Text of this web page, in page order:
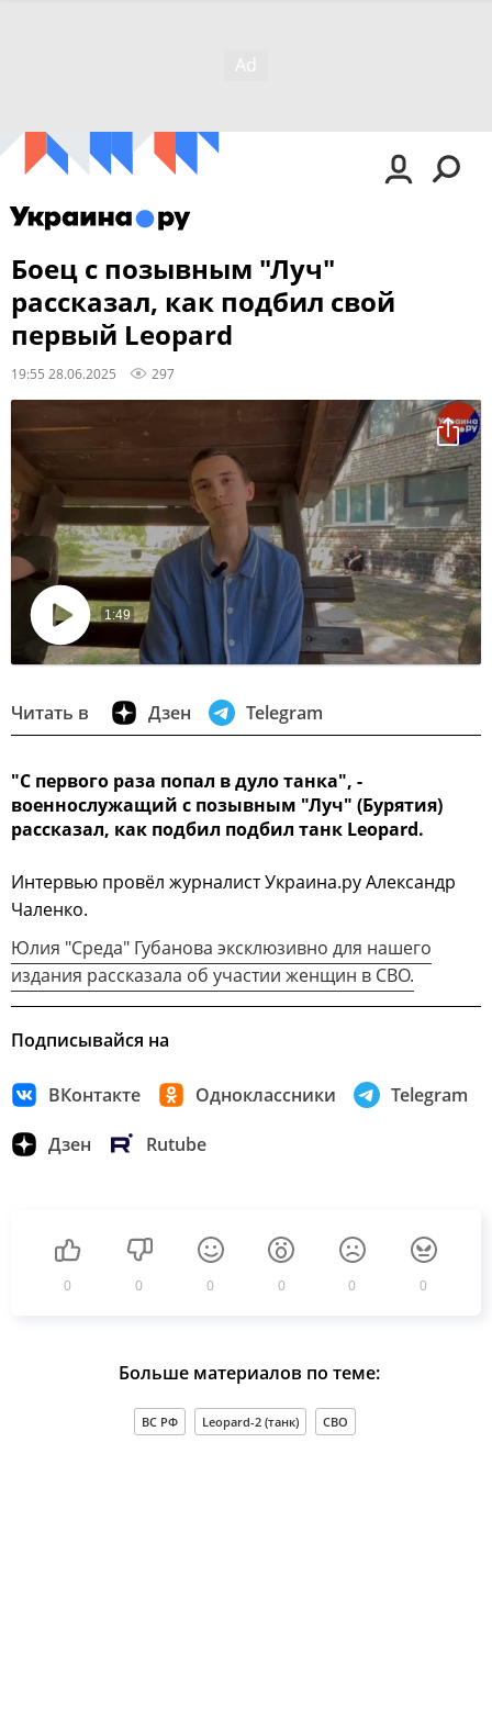
Боец с позывным "Луч"
рассказал, как подбил свой
первый Leopard
19:55 28.06.2025 297
Воспроизвести
1:49
Читать в Дзен Telegram
"С первого раза попал в дуло танка", -
военнослужащий с позывным "Луч" (Бурятия)
рассказал, как подбил подбил танк Leopard.
Интервью провёл журналист Украина.ру Александр
Чаленко.
Юлия "Среда" Губанова эксклюзивно для нашего
издания рассказала об участии женщин в СВО.
Подписывайся на
ВКонтакте Одноклассники Telegram
Дзен Rutube
0 0 0 0 0 0
Больше материалов по теме:
ВС РФ Leopard-2 (танк) СВО